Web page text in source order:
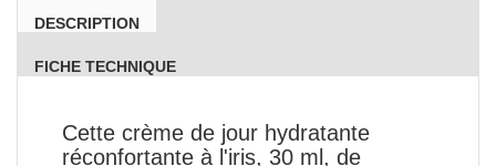
DESCRIPTION
FICHE TECHNIQUE
Cette crème de jour hydratante
réconfortante à l'iris, 30 ml, de